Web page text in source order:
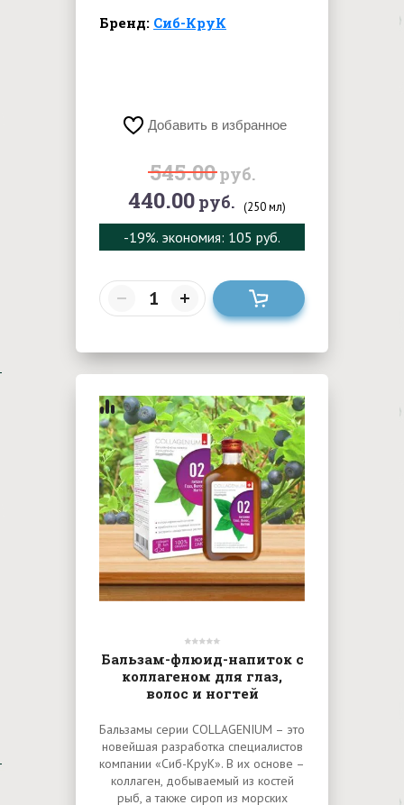
Бренд: Сиб-КруК
Добавить в избранное
545.00руб.
440.00руб. (250 мл)
-19%. экономия: 105 руб.
Бальзам-флюид-напиток с
коллагеном для глаз,
волос и ногтей
Бальзамы серии COLLAGENIUM – это
новейшая разработка специалистов
компании «Сиб-КруК». В их основе –
коллаген, добываемый из костей
рыб, а также сироп из морских